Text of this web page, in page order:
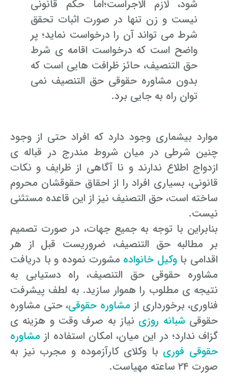
شود، لازم الاجراست؛اما حکم قانونی
نیست و زن تنها در صورت اثبات تحقق
شرط می تواند آن را درخواست نماید؛ پر
واضح است که درخواست اقامه ی شرط
حق التنصیف، حائز ظرافت هایی است که
بدون مشاوره حقوقی حق التنصیف نمی
توان راه به جایی برد.
موارد بیشماری وجود دارد که افراد حتی از وجود
چنین شرطی در میان شروط مندرج در قباله ی
ازدواج اطلاع ندارند و نا آگاهی از ظرایف و نکات
قانونی، بسیاری افراد را از احقاق حقوقشان محروم
ساخته است، حق التصنیف نیز از این قاعده مستثنی
نیست.
بنابراین با توجه به جمیع جهات، در صورت تصمیم
بر مطالبه حق التنصیف، ضروریست قبل از هر
اقدامی باوکیل خانواده مشورت نموده و با دریافت
مشاوره حقوقی حق التنصیف، راه دستیابی به
نتیجه ی مطلوب را هموار سازید. به لطف پیشرفت
فناوری، برخورداری از مشاوره حقوقی، حتی مشاوره
حقوقی شبانه روزی نیاز به صرف وقت و هزینه ی
گزاف ندارد؛ در این میان، امکان استفاده از مشاوره
حقوقی فوری با وکلای کارآزموده و مجرب نیز به
صورت ۲۴ ساعته مهیاست.